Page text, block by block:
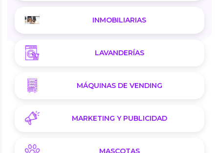
INMOBILIARIAS
LAVANDERÍAS
MÁQUINAS DE VENDING
MARKETING Y PUBLICIDAD
MASCOTAS